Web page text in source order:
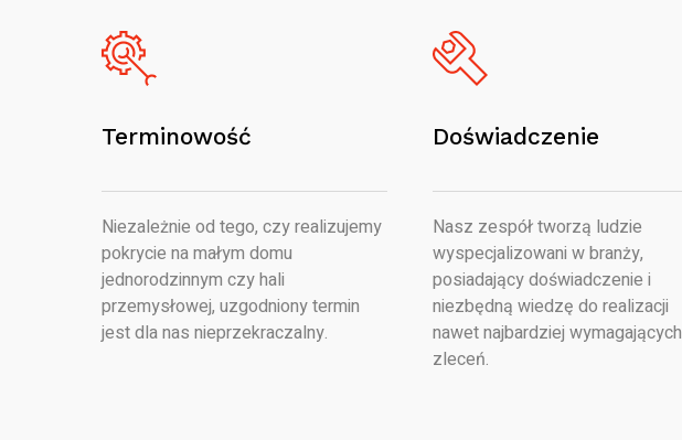
Terminowość
Niezależnie od tego, czy realizujemy
pokrycie na małym domu
jednorodzinnym czy hali
przemysłowej, uzgodniony termin
jest dla nas nieprzekraczalny.
Doświadczenie
Nasz zespół tworzą ludzie
wyspecjalizowani w branży,
posiadający doświadczenie i
niezbędną wiedzę do realizacji
nawet najbardziej wymagających
zleceń.